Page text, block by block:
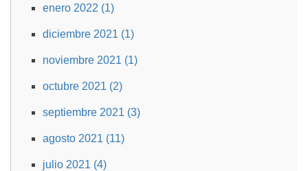
enero 2022 (1)
diciembre 2021 (1)
noviembre 2021 (1)
octubre 2021 (2)
septiembre 2021 (3)
agosto 2021 (11)
julio 2021 (4)